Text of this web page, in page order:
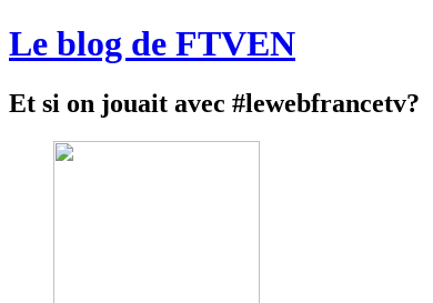
Le blog de FTVEN
Et si on jouait avec #lewebfrancetv?